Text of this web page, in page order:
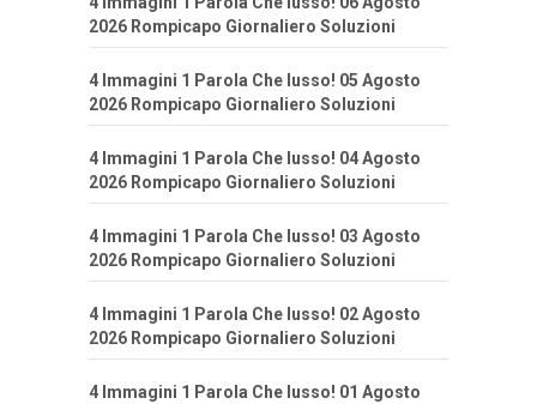
2026 Rompicapo Giornaliero Soluzioni
4 Immagini 1 Parola Che lusso! 05 Agosto
2026 Rompicapo Giornaliero Soluzioni
4 Immagini 1 Parola Che lusso! 04 Agosto
2026 Rompicapo Giornaliero Soluzioni
4 Immagini 1 Parola Che lusso! 03 Agosto
2026 Rompicapo Giornaliero Soluzioni
4 Immagini 1 Parola Che lusso! 02 Agosto
2026 Rompicapo Giornaliero Soluzioni
4 Immagini 1 Parola Che lusso! 01 Agosto